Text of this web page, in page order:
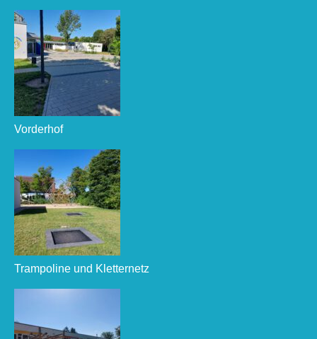
Vorderhof
Trampoline und Kletternetz